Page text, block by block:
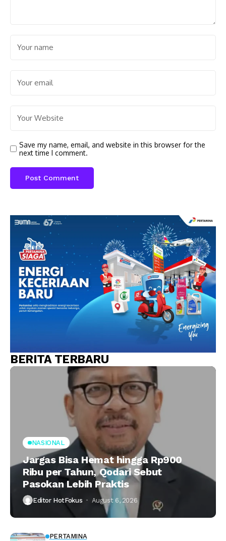
Save my name, email, and website in this browser for the
next time I comment.
BERITA TERBARU
NASIONAL
Jargas Bisa Hemat hingga Rp900
Ribu per Tahun, Qodari Sebut
Pasokan Lebih Praktis
Editor HotFokus August 6, 2026
PERTAMINA